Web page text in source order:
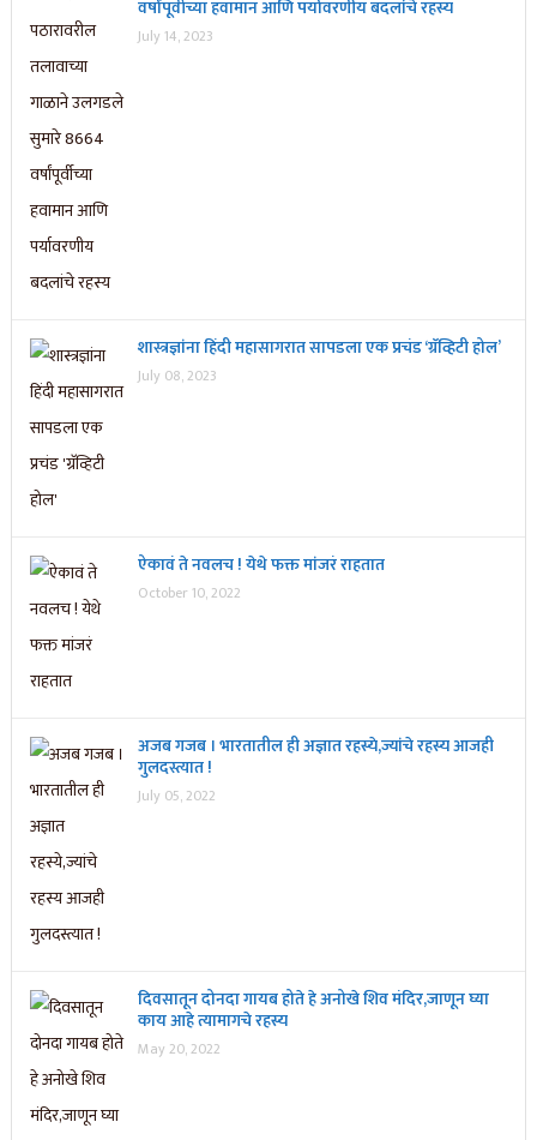
वर्षांपूर्वीच्या हवामान आणि पर्यावरणीय बदलांचे रहस्य
July 14, 2023
शास्त्रज्ञांना हिंदी महासागरात सापडला एक प्रचंड ‘ग्रॅव्हिटी होल’
July 08, 2023
ऐकावं ते नवलच ! येथे फक्त मांजरं राहतात
October 10, 2022
अजब गजब । भारतातील ही अज्ञात रहस्ये,ज्यांचे रहस्य आजही
गुलदस्त्यात !
July 05, 2022
दिवसातून दोनदा गायब होते हे अनोखे शिव मंदिर,जाणून घ्या
काय आहे त्यामागचे रहस्य
May 20, 2022